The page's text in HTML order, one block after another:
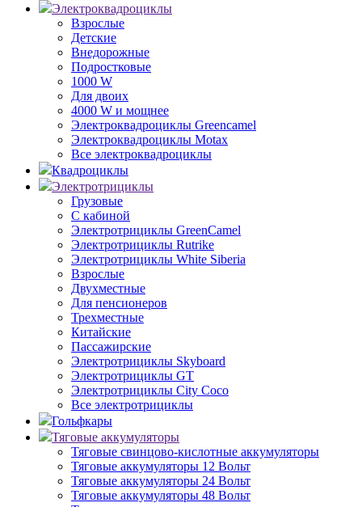
Электроквадроциклы
Взрослые
Детские
Внедорожные
Подростковые
1000 W
Для двоих
4000 W и мощнее
Электроквадроциклы Greencamel
Электроквадроциклы Motax
Все электроквадроциклы
Квадроциклы
Электротрициклы
Грузовые
С кабиной
Электротрициклы GreenCamel
Электротрициклы Rutrike
Электротрициклы White Siberia
Взрослые
Двухместные
Для пенсионеров
Трехместные
Китайские
Пассажирские
Электротрициклы Skyboard
Электротрициклы GT
Электротрициклы City Coco
Все электротрициклы
Гольфкары
Тяговые аккумуляторы
Тяговые свинцово-кислотные аккумуляторы
Тяговые аккумуляторы 12 Вольт
Тяговые аккумуляторы 24 Вольт
Тяговые аккумуляторы 48 Вольт